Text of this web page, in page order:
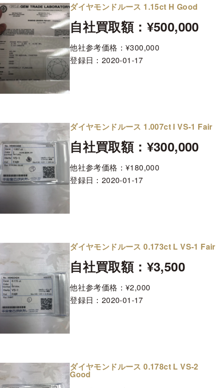
ダイヤモンドルース 1.15ct H Good
自社買取額：¥500,000
他社参考価格：¥300,000
登録日： 2020-01-17
ダイヤモンドルース 1.007ct I VS-1 Fair
自社買取額：¥300,000
他社参考価格：¥180,000
登録日： 2020-01-17
ダイヤモンドルース 0.173ct L VS-1 Fair
自社買取額：¥3,500
他社参考価格：¥2,000
登録日： 2020-01-17
ダイヤモンドルース 0.178ct L VS-2
Good